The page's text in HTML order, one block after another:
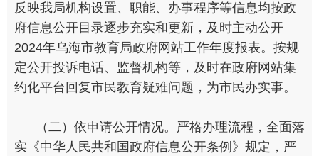
反映我局机构设置、职能、办事程序等信息均按政
府信息公开目录逐步充实和更新，及时主动公开
2024年乌海市教育局政府网站工作年度报表。按规
定公开投诉电话、监督机构等，及时在政府网站集
约化平台回复市民教育疑难问题，为市民办实事。
（二）依申请公开情况。严格办理流程，全面落
实《中华人民共和国政府信息公开条例》规定，严